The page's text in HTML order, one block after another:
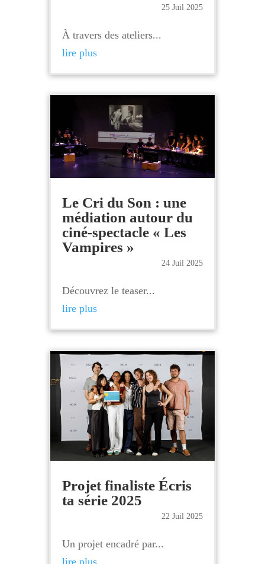
25 Juil 2025
À travers des ateliers...
lire plus
Le Cri du Son : une
médiation autour du
ciné-spectacle « Les
Vampires »
24 Juil 2025
Découvrez le teaser...
lire plus
Projet finaliste Écris
ta série 2025
22 Juil 2025
Un projet encadré par...
lire plus